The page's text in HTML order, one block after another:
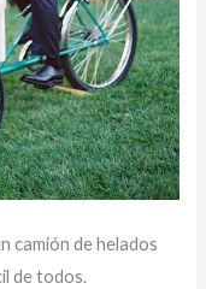
camión de helados
de todos.